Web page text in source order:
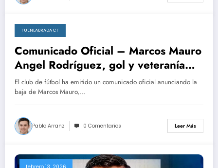
febrero 18, 2026
FUENLABRADA CF
Comunicado Oficial – Marcos Mauro
Angel Rodríguez, gol y veteranía
Borja Díaz, experiencia y corazón
para el CFF Alex Rodriguez, solidez
y cáracter Parte médico – Rubén del
Valle Isaac Mendes, din…
El club de fútbol ha emitido un comunicado oficial anunciando la
baja de Marcos Mauro,…
Pablo Arranz 0 Comentarios Leer Más